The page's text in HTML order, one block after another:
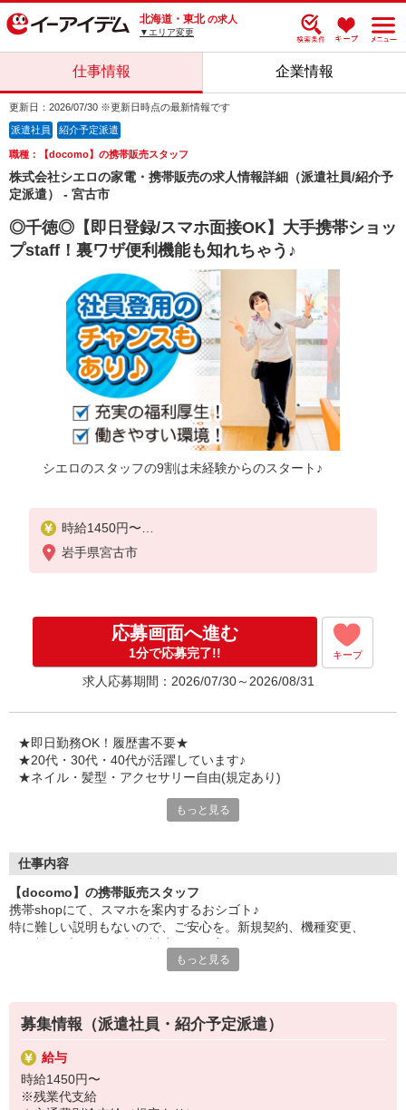
北海道・東北 の求人
▼エリア変更
仕事情報 企業情報
更新日：2026/07/30 ※更新日時点の最新情報です
派遣社員 紹介予定派遣
職種：【docomo】の携帯販売スタッフ
株式会社シエロの家電・携帯販売の求人情報詳細（派遣社員/紹介予
定派遣） - 宮古市
◎千徳◎【即日登録/スマホ面接OK】大手携帯ショッ
プstaff！裏ワザ便利機能も知れちゃう♪
シエロのスタッフの9割は未経験からのスタート♪
時給1450円〜
※残業代支給
★交通費別途支給（規定あり）
入社祝い金10万円支給(規定有)
お友達を紹介頂くと,
インセンティブ支給(規定有)
゜・。○。・゜+゜・。○。・゜+゜
岩手県宮古市
応募画面へ進む
1分で応募完了!! キープ
求人応募期間：2026/07/30～2026/08/31
★即日勤務OK！履歴書不要★
★20代・30代・40代が活躍しています♪
★ネイル・髪型・アクセサリー自由(規定あり)
でも心配ご無用！
お互いに教え合ったり、フォローしあったりする
和気あいあいとした人間関係がある店舗ばかり！
皆で一緒にステップアップしましょう♪
【選べるお仕事いろいろ】
▼オフィスワーク
事務、経理、データ入力、コールセンター、受付
▼工場・製造・軽作業系
機械/食品製造・梱包・仕分け・加工・組立・検査
▼美容系
眉毛サロンのアイブロウ・ネイリスト・エステ
▼営業・販売
もっと見る
仕事内容
【docomo】の携帯販売スタッフ
携帯shopにて、スマホを案内するおシゴト♪
特に難しい説明もないので、ご安心を。新規契約、機種変更、
満足度◎
■携帯やインターネット販売業務
docomo(ドコモ)/au(エーユー)・KDDI/softbank(ソフトバンク)など
の大手キャリアから
ワイモバイル(Y!mobille)、楽天モバイル、UQなど格安スマホまで幅
もっと見る
募集情報（派遣社員・紹介予定派遣）
給与
時給1450円〜
※残業代支給